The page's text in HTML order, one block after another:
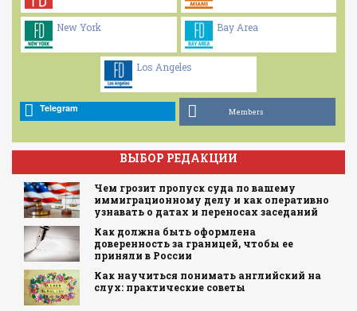
New York Bay Area
Los Angeles
Telegram Members
ВЫБОР РЕДАКЦИИ
Чем грозит пропуск суда по вашему
иммиграционному делу и как оперативно
узнавать о датах и переносах заседаний
Как должна быть оформлена
доверенность за границей, чтобы ее
приняли в России
Как научиться понимать английский на
слух: практические советы